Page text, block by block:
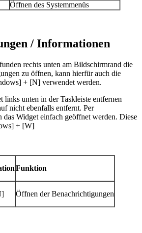
Öffnen des Systemmenüs
/ Informationen
rechts unten am Bildschirmrand die
zu öffnen, kann hierfür auch die
+ [N] verwendet werden.
links unten in der Taskleiste entfernen
nicht ebenfalls entfernt. Per
das Widget einfach geöffnet werden. Diese
+ [W]
Funktion
Öffnen der Benachrichtigungen